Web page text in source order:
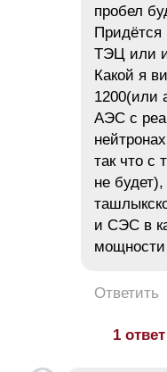
пробел
Придётся
ТЭЦ или
Какой я
1200(или
АЭС с
так что с
не
и СЭС в
Ответить
1